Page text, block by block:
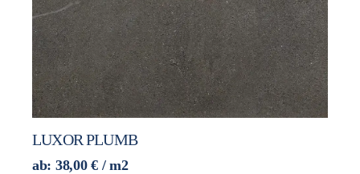
LUXOR PLUMB
ab: 38,00€ / m2